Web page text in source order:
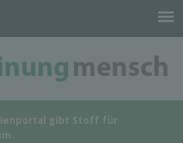
gibt Stoff für